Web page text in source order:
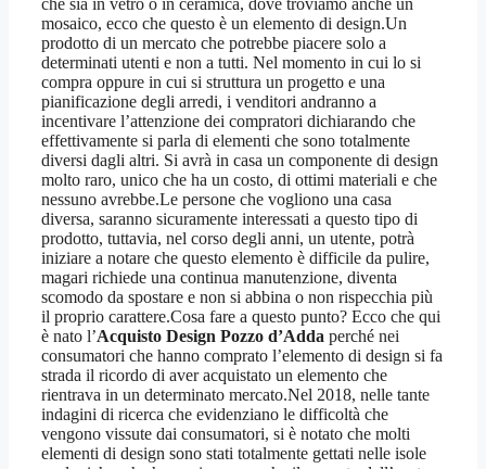
che sia in vetro o in ceramica, dove troviamo anche un
mosaico, ecco che questo è un elemento di design.Un
prodotto di un mercato che potrebbe piacere solo a
determinati utenti e non a tutti. Nel momento in cui lo si
compra oppure in cui si struttura un progetto e una
pianificazione degli arredi, i venditori andranno a
incentivare l’attenzione dei compratori dichiarando che
effettivamente si parla di elementi che sono totalmente
diversi dagli altri. Si avrà in casa un componente di design
molto raro, unico che ha un costo, di ottimi materiali e che
nessuno avrebbe.Le persone che vogliono una casa
diversa, saranno sicuramente interessati a questo tipo di
prodotto, tuttavia, nel corso degli anni, un utente, potrà
iniziare a notare che questo elemento è difficile da pulire,
magari richiede una continua manutenzione, diventa
scomodo da spostare e non si abbina o non rispecchia più
il proprio carattere.Cosa fare a questo punto? Ecco che qui
è nato l’Acquisto Design Pozzo d’Adda perché nei
consumatori che hanno comprato l’elemento di design si fa
strada il ricordo di aver acquistato un elemento che
rientrava in un determinato mercato.Nel 2018, nelle tante
indagini di ricerca che evidenziano le difficoltà che
vengono vissute dai consumatori, si è notato che molti
elementi di design sono stati totalmente gettati nelle isole